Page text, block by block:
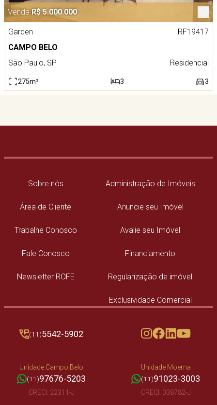
Venda R$ 5.000.000
Garden
RF19417
CAMPO BELO
São Paulo, SP
Residencial
275m² 3 3
Sobre nós
Área de Cliente
Trabalhe Conosco
Fale Conosco
Newsletter ROFE
Administração de Imóveis
Anuncie seu Imóvel
Avalie seu Imóvel
Financiamento
Regularização de imóvel
Exclusividade Comercial
(11)5542-5902
Unidade Campo Belo
(11)97676-5203
CRECI: 22311-J
Unidade Moema
(11)91023-3003
CRECI: 038782-J